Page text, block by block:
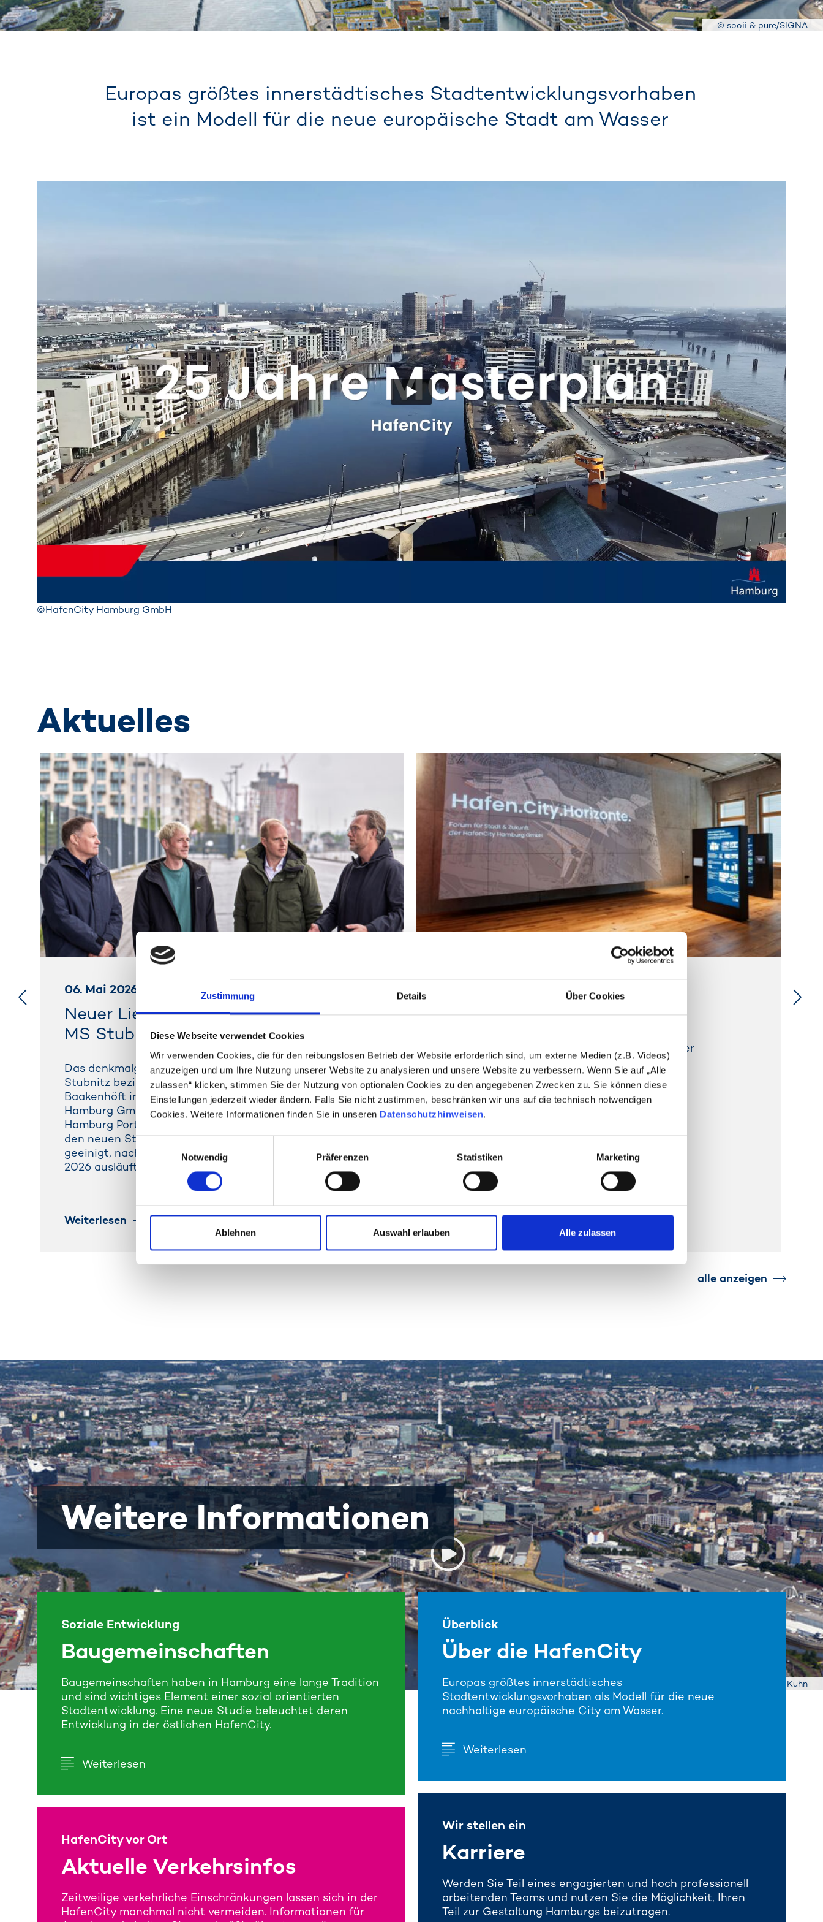
Zustimmung Details Über Cookies
Diese Webseite verwendet Cookies
Wir verwenden Cookies, die für den reibungslosen Betrieb der Website erforderlich sind, um externe Medien (z.B. Videos)
anzuzeigen und um Ihre Nutzung unserer Website zu analysieren und unsere Website zu verbessern. Wenn Sie auf „Alle
zulassen“ klicken, stimmen Sie der Nutzung von optionalen Cookies zu den angegebenen Zwecken zu. Sie können diese
Einstellungen jederzeit wieder ändern. Falls Sie nicht zustimmen, beschränken wir uns auf die technisch notwendigen
Cookies. Weitere Informationen finden Sie in unseren Datenschutzhinweisen.
Einwilligungsauswahl
Notwendig
Präferenzen Statistiken Marketing
Ablehnen Auswahl erlauben Alle zulassen
© sooii & pure/SIGNA
Europas größtes innerstädtisches Stadtentwicklungsvorhaben
ist ein Modell für die neue europäische Stadt am Wasser
©HafenCity Hamburg GmbH
Aktuelles
06. Mai 2026
Neuer Liegeplatz für das Kulturschiff
MS Stubnitz am Baakenhöft
Das denkmalgeschützte Kultur- und Musikschiff MS
Stubnitz bezieht im Herbst einen neuen Liegeplatz am
Baakenhöft in der HafenCity. Kulturbehörde, HafenCity
Hamburg GmbH, Cruise Gate Hamburg GmbH und
Hamburg Port Authority haben sich mit den Betreibern auf
den neuen Standort am Cruise Center Baakenhöft
geeinigt, nachdem der Vertrag an den Elbbrücken Ende
2026 ausläuft.
Weiterlesen
Hafen.City.Horizonte.
Forum für Stadt & Zukunft eröffnet im Quartier
Baakenhafen
Weiterlesen
alle anzeigen
© 2020 Fotofrizz/B. Kuhn
Weitere Informationen
Soziale Entwicklung
Baugemeinschaften
Baugemeinschaften haben in Hamburg eine lange Tradition
und sind wichtiges Element einer sozial orientierten
Stadtentwicklung. Eine neue Studie beleuchtet deren
Entwicklung in der östlichen HafenCity.
Weiterlesen
Überblick
Über die HafenCity
Europas größtes innerstädtisches
Stadtentwicklungsvorhaben als Modell für die neue
nachhaltige europäische City am Wasser.
Weiterlesen
Wir stellen ein
Karriere
Werden Sie Teil eines engagierten und hoch professionell
arbeitenden Teams und nutzen Sie die Mög­lich­keit, Ihren
Teil zur Gestaltung Hamburgs beizutragen.
HafenCity vor Ort
Aktuelle Verkehrsinfos
Zeitweilige verkehrliche Einschränkungen lassen sich in der
HafenCity manchmal nicht vermeiden. Informationen für